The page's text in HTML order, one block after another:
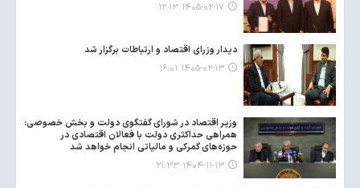
۱۴۰۵-۰۲-۱۷ ۱۲:۱۳
دیدار وزرای اقتصاد و ارتباطات برگزار شد
۱۴۰۵-۰۲-۱۳ ۱۶:۰۱
وزیر اقتصاد در شورای گفتگوی دولت و بخش خصوصی:
همراهی حداکثری دولت با فعالان اقتصادی در
حوزه‌های گمرکی و مالیاتی انجام خواهد شد
۱۴۰۴-۱۱-۱۳ ۲۱:۳۳